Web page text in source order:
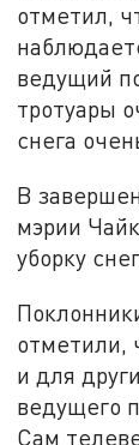
отметил,
ведущий
тротуары
снега
В
мэрии
уборку
отметили,
и для
ведущего
Сам